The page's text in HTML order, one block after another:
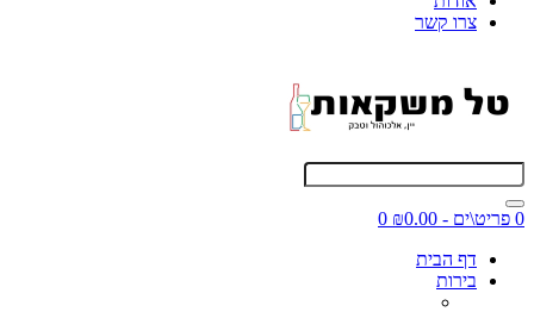
צרו קשר
0 פריט\ים - ₪0.00
0
דף הבית
בירות